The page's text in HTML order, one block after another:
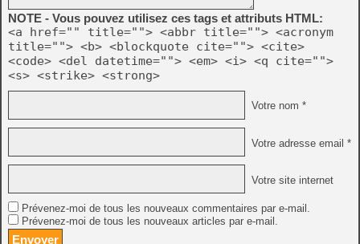
NOTE - Vous pouvez utilisez ces tags et attributs HTML:
<a href="" title=""> <abbr title=""> <acronym
title=""> <b> <blockquote cite=""> <cite>
<code> <del datetime=""> <em> <i> <q cite="">
<s> <strike> <strong>
Votre nom *
Votre adresse email *
Votre site internet
Prévenez-moi de tous les nouveaux commentaires par e-mail.
Prévenez-moi de tous les nouveaux articles par e-mail.